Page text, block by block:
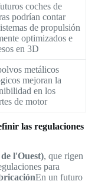
coches de
podrían contar
de propulsión
optimizados e
en 3D
metálicos
mejoran la
en los
de motor
las regulaciones
l'Ouest), que rigen
para
En un futuro